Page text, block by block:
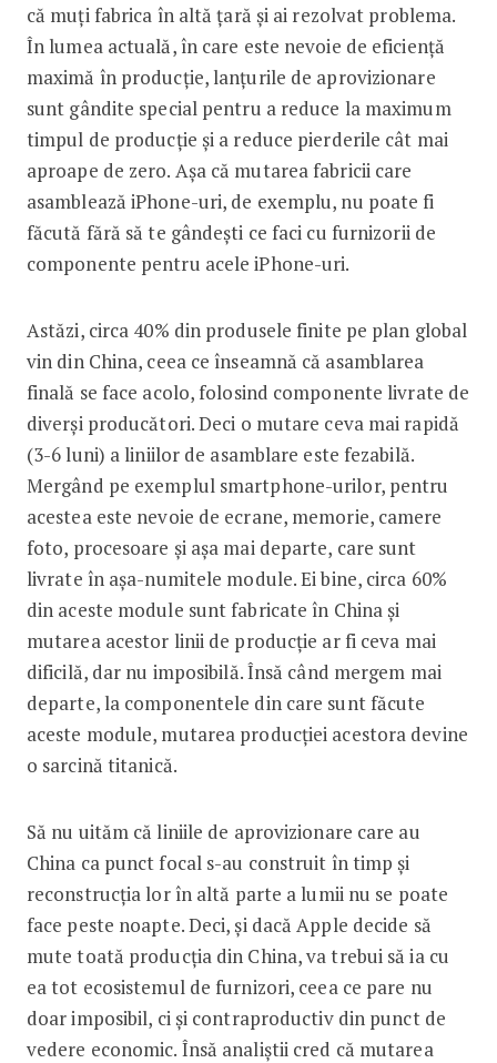
că muți fabrica în altă țară și ai rezolvat problema.
În lumea actuală, în care este nevoie de eficiență
maximă în producție, lanțurile de aprovizio­nare
sunt gândite special pentru a reduce la ma­ximum
timpul de producție și a reduce pierderile cât mai
aproape de zero. Așa că mutarea fabricii care
asamblează iPhone-uri, de exemplu, nu poate fi
făcută fără să te gândești ce faci cu furnizorii de
componente pentru acele iPhone-uri.
Astăzi, circa 40% din produsele finite pe plan global
vin din China, ceea ce înseamnă că asamblarea
finală se face acolo, folosind componente livrate de
diverși producători. Deci o mutare ceva mai rapidă
(3-6 luni) a liniilor de asamblare este fezabilă.
Mergând pe exemplul smartphone-urilor, pentru
acestea este nevoie de ecrane, memorie, camere
foto, procesoare și așa mai departe, care sunt
livrate în așa-numitele module. Ei bine, circa 60%
din aceste module sunt fabricate în China și
mutarea acestor linii de producție ar fi ceva mai
dificilă, dar nu imposibilă. Însă când mergem mai
departe, la componentele din care sunt făcute
aceste mo­dule, mutarea producției acestora devine
o sar­cină titanică.
Să nu uităm că liniile de aprovizionare care au
China ca punct focal s-au construit în timp și
reconstrucția lor în altă parte a lumii nu se poate
face peste noapte. Deci, și dacă Apple decide să
mute toată producția din China, va trebui să ia cu
ea tot ecosistemul de furnizori, ceea ce pare nu
doar imposibil, ci și contraproductiv din punct de
vedere economic. Însă analiștii cred că mutarea